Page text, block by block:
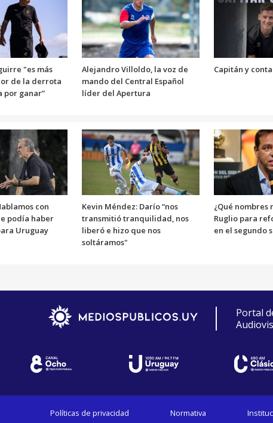
"es más
de la derrota
por ganar”
Alejandro Villoldo, la voz de
mando del Central Español
líder del Apertura
Capitán y
con
podía haber
Uruguay
Kevin Méndez: Darío “nos
transmitió tranquilidad, nos
liberó e hizo que nos
soltáramos"
¿Qué nombres
Ruglio para
en el segundo
Portal
Políticas de privacidad Normativa